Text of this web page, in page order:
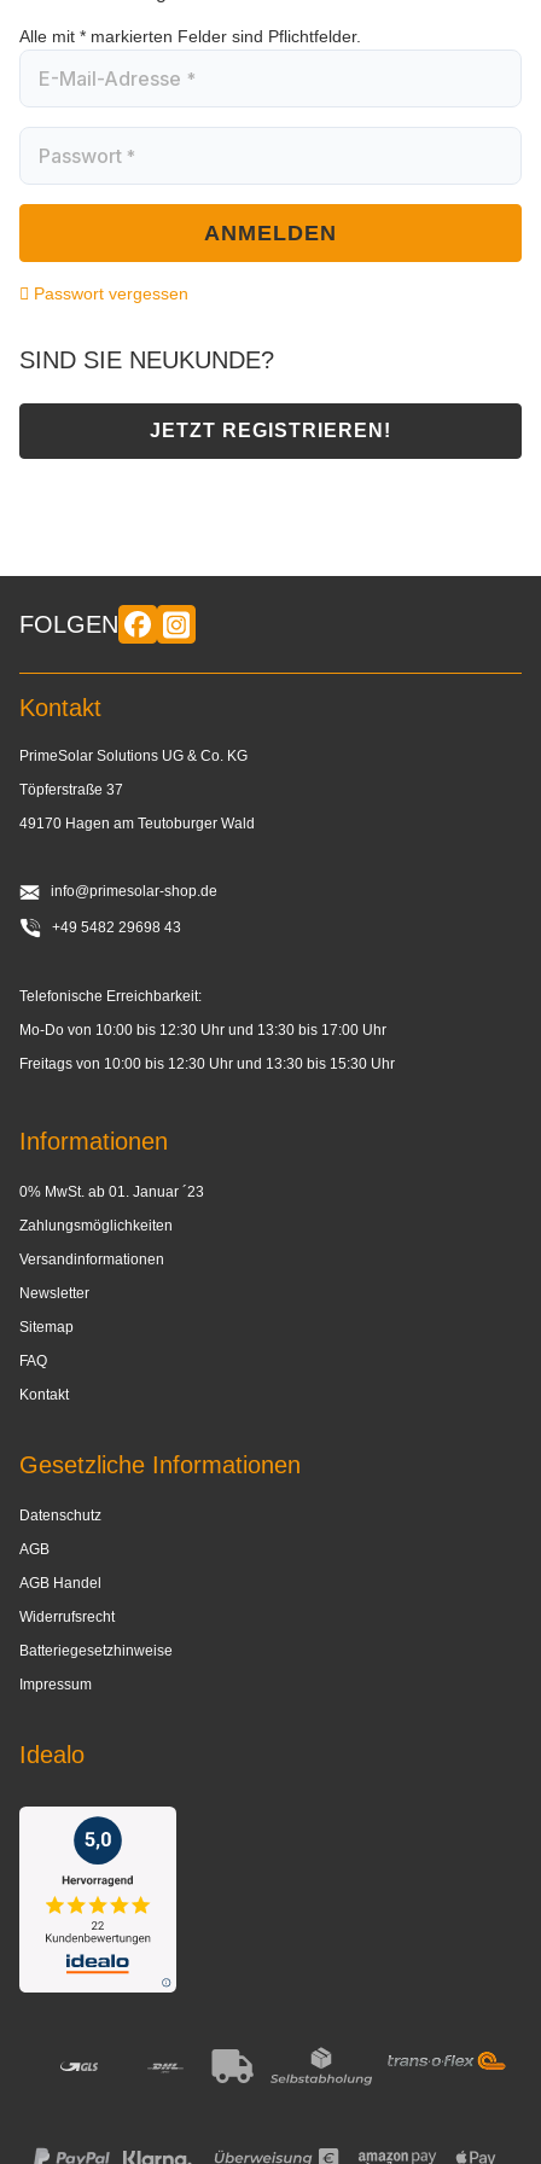
Alle mit * markierten Felder sind Pflichtfelder.
E-Mail-Adresse *
Passwort *
ANMELDEN
Passwort vergessen
SIND SIE NEUKUNDE?
JETZT REGISTRIEREN!
FOLGEN
Kontakt
PrimeSolar Solutions UG & Co. KG
Töpferstraße 37
49170 Hagen am Teutoburger Wald
info@primesolar-shop.de
+49 5482 29698 43
Telefonische Erreichbarkeit:
Mo-Do von 10:00 bis 12:30 Uhr und 13:30 bis 17:00 Uhr
Freitags von 10:00 bis 12:30 Uhr und 13:30 bis 15:30 Uhr
Informationen
0% MwSt. ab 01. Januar ´23
Zahlungsmöglichkeiten
Versandinformationen
Newsletter
Sitemap
FAQ
Kontakt
Gesetzliche Informationen
Datenschutz
AGB
AGB Handel
Widerrufsrecht
Batteriegesetzhinweise
Impressum
Idealo